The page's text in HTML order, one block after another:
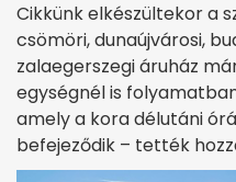
Cikkünk elkészültekor a s
csömöri, dunaújvárosi,
zalaegerszegiáruház
egységnél is
amely a kora délutáni
befejeződik – tették